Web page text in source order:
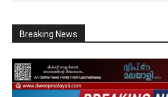
Breaking News